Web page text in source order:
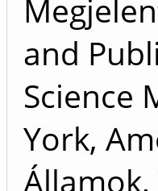
and
Science
York,